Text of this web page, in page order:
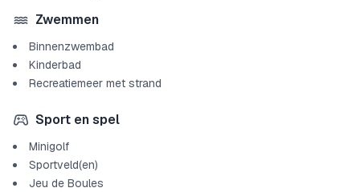
Zwemmen
Binnenzwembad
Kinderbad
Recreatiemeer met strand
Sport en spel
Minigolf
Sportveld(en)
Jeu de Boules